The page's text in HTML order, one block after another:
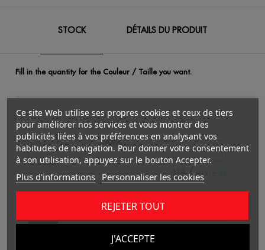
STOCK DÉTAILS DU PRODUIT
Fill in the quantity for the Couleur / Taille you want.
4
blanc
/
noir
Ce site Web utilise ses propres cookies et ceux de tiers
pour améliorer nos services et vous montrer des
publicités liées à vos préférences en analysant vos
habitudes de navigation. Pour donner votre consentement
à son utilisation, appuyez sur le bouton Accepter.
Plus d'informations Personnaliser les cookies
REJETER TOUT
J'ACCEPTE